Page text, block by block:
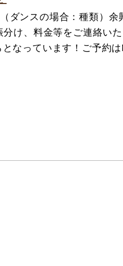
（ダンスの場合 ：種類）余
け、料金等をご連絡い
なっています！ご予約